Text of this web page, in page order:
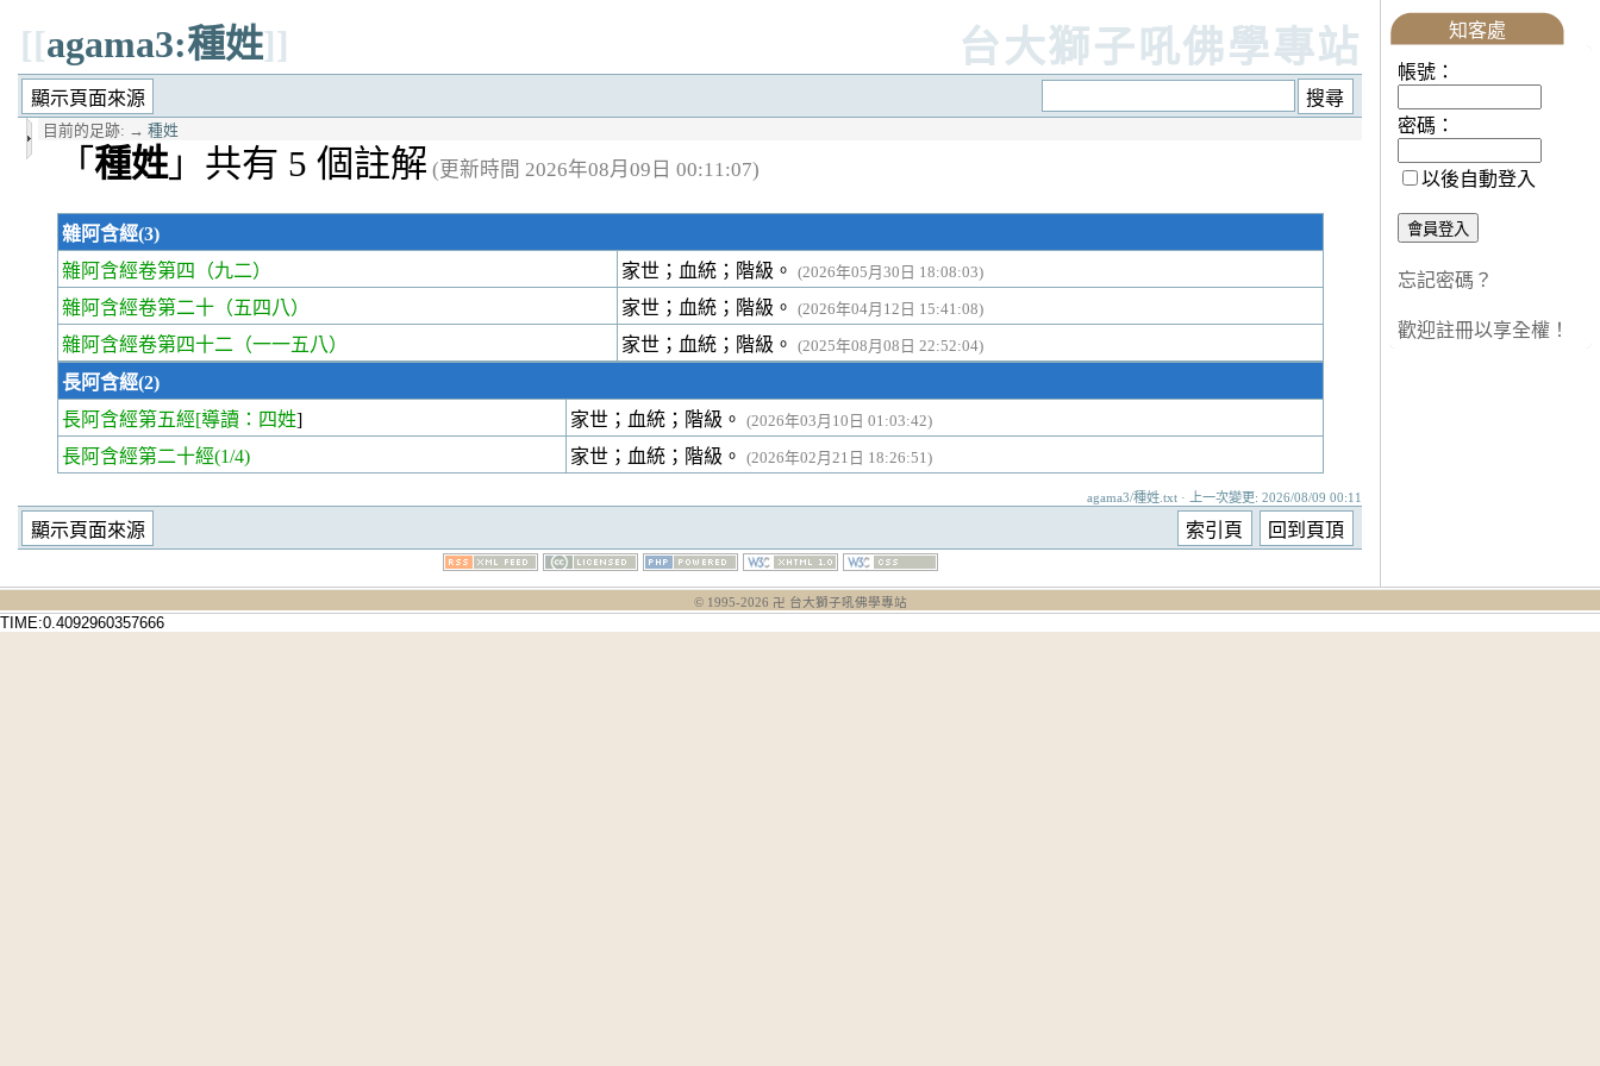
[[agama3:種姓]] 台大獅子吼佛學專站
目前的足跡: → 種姓
「 種姓」共有 5 個註解 (更新時間 2026年08月09日 00:11:07)
雜阿含經(3)
雜阿含經卷第四
（九二） 家世；血統；階級。 (2026年05月30日 18:08:03)
雜阿含經卷第二十 （五四八） 家世；血統；階級。 (2026年04月12日 15:41:08)
雜阿含經卷第四十二 （一一五八） 家世；血統；階級。 (2025年08月08日 22:52:04)
長阿含經(2)
長阿含經第五經[導讀：四姓] 家世；血統；階級。 (2026年03月10日 01:03:42)
長阿含經第二十經(1/4) 家世；血統；階級。 (2026年02月21日 18:26:51)
agama3/種姓.txt · 上一次變更: 2026/08/09 00:11
知客處
帳號：
密碼：
以後自動登入
忘記密碼？
歡迎註冊以享全權！
© 1995-2026 卍 台大獅子吼佛學專站
TIME:0.4092960357666